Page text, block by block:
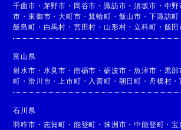
千曲市 ・ 茅野市 ・ 岡谷市 ・諏訪市 ・須坂市 ・ 中野
市 ・東御市 ・大町市 ・箕輪町 ・ 飯山市 ・ 下諏訪町
飯島町 ・ 白馬村 ・ 宮田村 ・ 山形村 ・立科町 ・ 飯田
富山県
射水市 ・ 氷見市 ・ 南砺市 ・砺波市 ・魚津市 ・ 黒部
町 ・滑川市 ・ 上市町 ・ 入善町 ・ 朝日町 ・ 舟橋村 ・
石川県
羽咋市 ・ 志賀町 ・ 能登町 ・珠洲市 ・中能登町 ・宝